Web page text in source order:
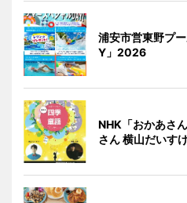
浦安市営東野プ
Y」2026
NHK「おかあさ
さん 横山だいす